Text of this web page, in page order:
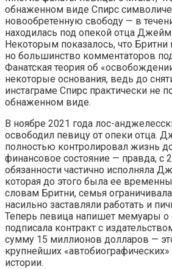
обнаженном виде Спирс
новообретенную свободу — в
находилась под опекой отца
Некоторым показалось, что Бритни
но большинство комментаторов
Фанатская теория об
некоторые основания, ведь до
инстаграме Спирс практически не
обнаженном виде.
В ноябре 2021 года лос-
освободил певицу от опеки отца.
полностью контролировал жизнь
финансовое состояние — правда, с
обязанности частично исполняла
которая до этого была ее
словам Бритни, семья
насильно заставляли работать и
Теперь певица напишет мемуары о
подписала контракт с
сумму 15 миллионов долларов —
крупнейших
истории.